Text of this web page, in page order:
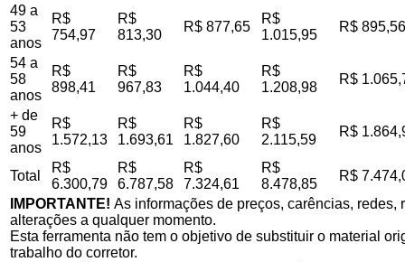
49 a
53
anos
R$
754,97
R$
813,30
R$ 877,65
R$
1.015,95
R$ 895,56
54 a
58
anos
R$
898,41
R$
967,83
R$
1.044,40
R$
1.208,98
R$
+ de
59
anos
R$
1.572,13
R$
1.693,61
R$
1.827,60
R$
2.115,59
R$
Total
R$
6.300,79
R$
6.787,58
R$
7.324,61
R$
8.478,85
R$
IMPORTANTE! As informações de preços, carências,
alterações a qualquer momento.
Esta ferramenta não tem o objetivo de substituir o material
trabalho do corretor.